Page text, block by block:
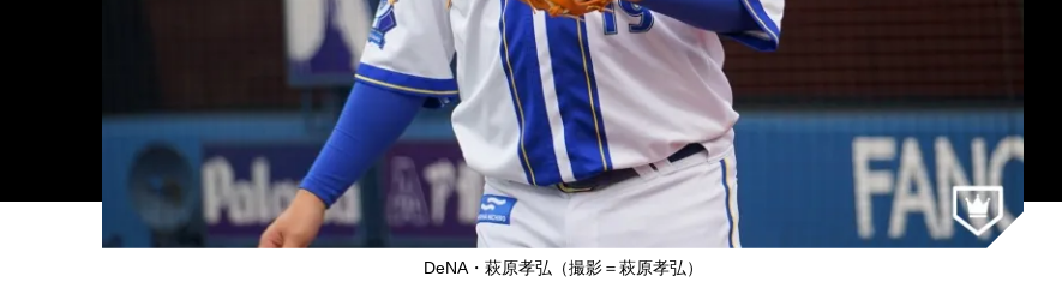
DeNA・萩原孝弘（撮影＝萩原孝弘）